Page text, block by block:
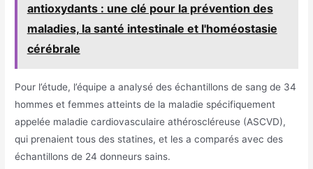
antioxydants : une clé pour la prévention des
maladies, la santé intestinale et l'homéostasie
cérébrale
Pour l’étude, l’équipe a analysé des échantillons de sang de 34
hommes et femmes atteints de la maladie spécifiquement
appelée maladie cardiovasculaire athéroscléreuse (ASCVD),
qui prenaient tous des statines, et les a comparés avec des
échantillons de 24 donneurs sains.